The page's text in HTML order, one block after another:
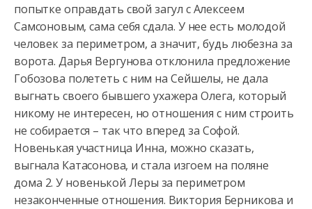
попытке оправдать свой загул с Алексеем
Самсоновым, сама себя сдала. У нее есть молодой
человек за периметром, а значит, будь любезна за
ворота. Дарья Вергунова отклонила предложение
Гобозова полететь с ним на Сейшелы, не дала
выгнать своего бывшего ухажера Олега, который
никому не интересен, но отношения с ним строить
не собирается – так что вперед за Софой.
Новенькая участница Инна, можно сказать,
выгнала Катасонова, и стала изгоем на поляне
дома 2. У новенькой Леры за периметром
незаконченные отношения. Виктория Берникова и